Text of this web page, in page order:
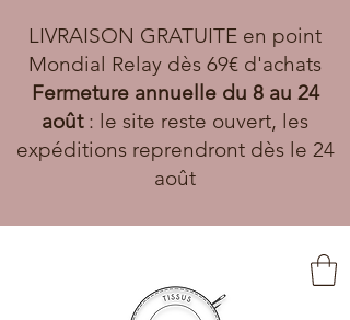
LIVRAISON GRATUITE en point
Mondial Relay dès 69€ d'achats
Fermeture annuelle du 8 au 24
août: le site reste ouvert, les
expéditions reprendront dès le 24
août